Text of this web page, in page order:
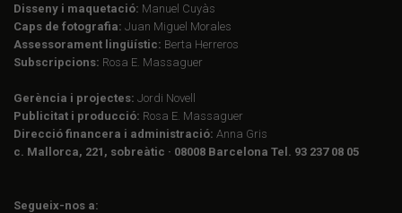
Disseny i maquetació: Manuel Cuyàs
Caps de fotografia: Juan Miguel Morales
Assessorament lingüístic: Berta Herreros
Subscripcions: Rosa E. Massaguer
Gerència i projectes: Jordi Novell
Publicitat i producció: Rosa E. Massaguer
Direcció financera i administració: Anna Gris
c. Mallorca, 221, sobreàtic · 08008 Barcelona Tel. 93 237 08 05
Segueix-nos a: